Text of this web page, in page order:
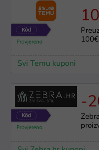
Svi Temu kuponi
-